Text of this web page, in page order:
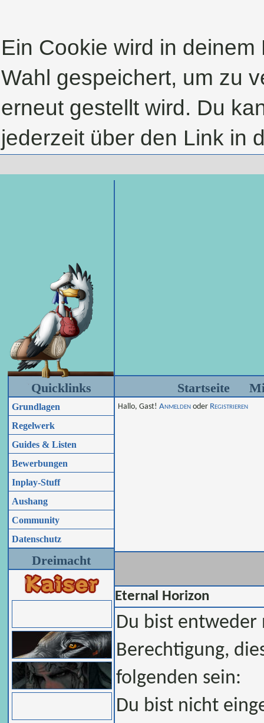
Ein Cookie wird in
Wahl gespeichert, um zu
erneut gestellt wird. Du
jederzeit über den Link in
Quicklinks
Grundlagen
Regelwerk
Guides & Listen
Bewerbungen
Inplay-Stuff
Aushang
Community
Datenschutz
Dreimacht
Startseite
Hallo, Gast! Anmelden oder Registrieren
Eternal Horizon
Du bist
Berechtigung,
folgenden sein:
Du bist nicht